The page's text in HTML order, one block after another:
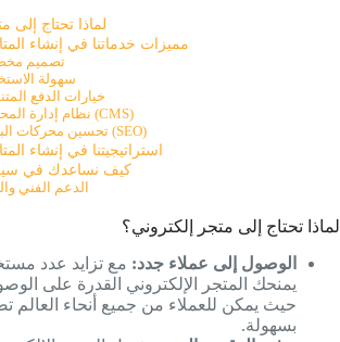
لماذا تحتاج إلى
مميزات خدماتنا في إنشاء
1. تصميم
2. سهولة
3. خيارات الدفع
4. نظام إدارة المحتوى (CMS)
5. تحسين محركات البحث (SEO)
استراتيجيتنا في إنشاء
كيف نساعدك في
الدعم الفني
لماذا تحتاج إلى متجر إلكتروني؟
الوصول إلى عملاء جدد: مع تزايد عدد
يمنحك المتجر الإلكتروني القدرة على
حيث يمكن للعملاء من جميع أنحاء العالم
بسهولة.